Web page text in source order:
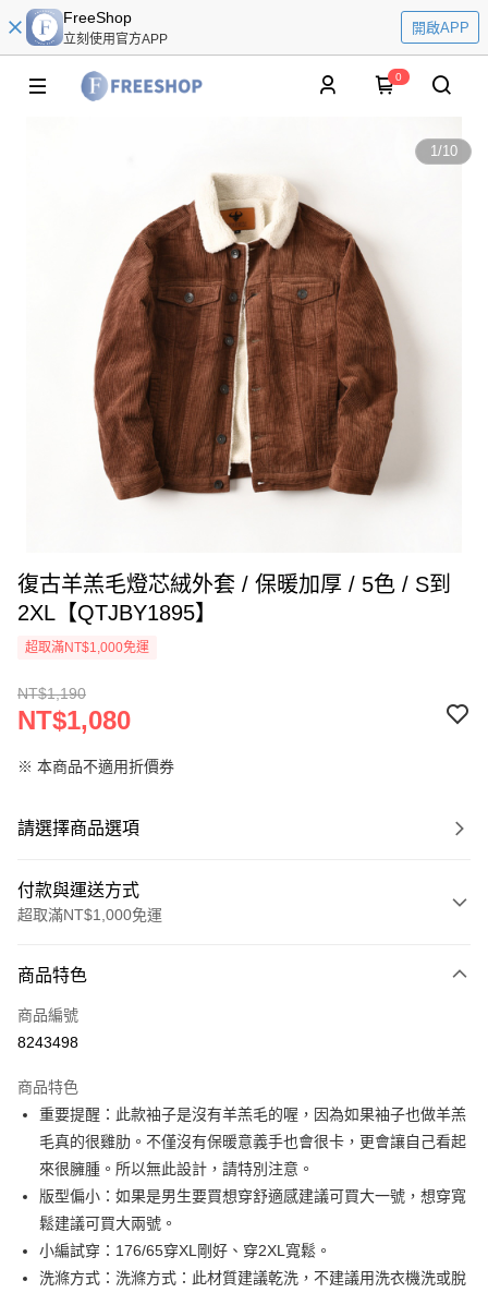
FreeShop
立刻使用官方APP
開啟APP
0
1/10
復古羊羔毛燈芯絨外套 / 保暖加厚 / 5色 / S到
2XL【QTJBY1895】
超取滿NT$1,000免運
NT$1,190
NT$1,080
※ 本商品不適用折價券
請選擇商品選項
付款與運送方式
超取滿NT$1,000免運
信用卡一次付款
超商取貨付款
Apple Pay
街口支付
悠遊付
ATM付款
運送方式
商品特色
商品編號
8243498
商品特色
重要提醒：此款袖子是沒有羊羔毛的喔，因為如果袖子也做羊羔
毛真的很雞肋。不僅沒有保暖意義手也會很卡，更會讓自己看起
來很臃腫。所以無此設計，請特別注意。
版型偏小：如果是男生要買想穿舒適感建議可買大一號，想穿寬
鬆建議可買大兩號。
小編試穿：176/65穿XL剛好、穿2XL寬鬆。
洗滌方式：洗滌方式：此材質建議乾洗，不建議用洗衣機洗或脫